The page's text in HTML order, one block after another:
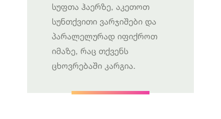
სუფთა ჰაერზე, აკეთოთ
სუნთქვითი ვარჯიშები და
პარალელურად იფიქროთ
იმაზე, რაც თქვენს
ცხოვრებაში კარგია.